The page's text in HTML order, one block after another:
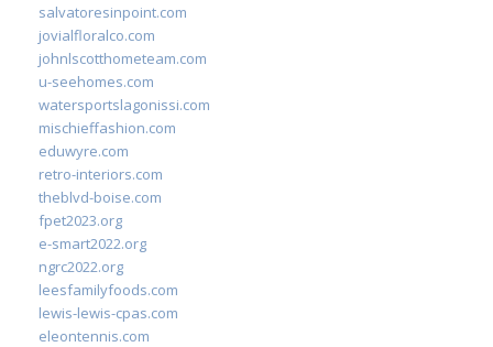
salvatoresinpoint.com
jovialfloralco.com
johnlscotthometeam.com
u-seehomes.com
watersportslagonissi.com
mischieffashion.com
eduwyre.com
retro-interiors.com
theblvd-boise.com
fpet2023.org
e-smart2022.org
ngrc2022.org
leesfamilyfoods.com
lewis-lewis-cpas.com
eleontennis.com